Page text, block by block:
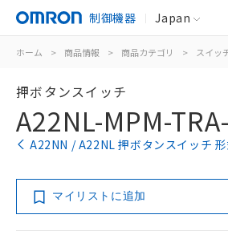
制御機器 Japan
ホーム > 商品情報 > 商品カテゴリ > スイッ
押ボタンスイッチ
A22NL-MPM-
A22NN / A22NL 押ボタンスイッチ
マイリストに追加